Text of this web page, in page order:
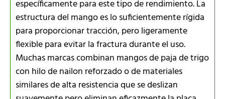
específicamente para este tipo de rendimiento. La
estructura del mango es lo suficientemente rígida
para proporcionar tracción, pero ligeramente
flexible para evitar la fractura durante el uso.
Muchas marcas combinan mangos de paja de trigo
con hilo de nailon reforzado o de materiales
similares de alta resistencia que se deslizan